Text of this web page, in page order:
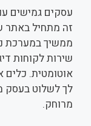
עסקים גמישים
זה מתחיל באתר
שירות לקוחות
אוטומטית.
לך לשלוט בעסק
מרוחק.